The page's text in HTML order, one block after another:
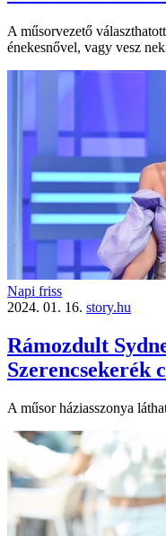
A műsorvezető
énekesnővel, vagy vesz
Napi friss
2024. 01. 16. story.hu
Rámozdult
Szerencsekerék
A műsor háziasszonya